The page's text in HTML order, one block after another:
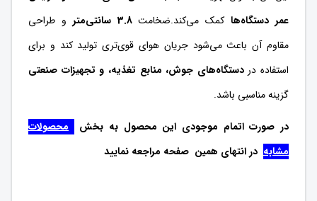
عمر دستگاه‌هاکمک می‌کند.ضخامت3.8 سانتی‌متر
و طراحی
مقاوم آن باعث می‌شود جریان هوای قوی‌تری تولید کند و برای
استفاده دردستگاه‌های جوش، منابع تغذیه، و تجهیزات صنعتی
گزینه مناسبی باشد.
در صورت اتمام موجودی این محصول به بخش
محصولات
مشابه در انتهای همین صفحه مراجعه نمایید